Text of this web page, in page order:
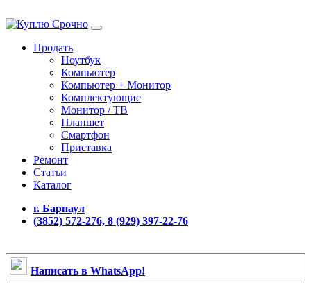
Продать
Ноутбук
Компьютер
Компьютер + Монитор
Комплектующие
Монитор / ТВ
Планшет
Смартфон
Приставка
Ремонт
Статьи
Каталог
г. Барнаул
(3852) 572-276, 8 (929) 397-22-76
Написать в WhatsApp!